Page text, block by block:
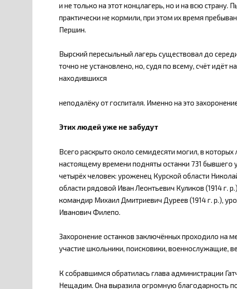
и не только на этот концлагерь, но и на всю
практически не кормили, при этом их время
Першин.
Вырский пересыльный лагерь существовал до
точно не установлено, но, судя по всему, счёт идёт
находившихся
неподалёку от госпиталя. Именно на это
Этих людей уже не забудут
Всего раскрыто около семидесяти могил, в
настоящему времени подняты останки 731 бывшего
четырёх человек: уроженец Курской области
области рядовой Иван Леонтьевич Куликов (1914 г.
командир Михаил Дмитриевич Дуреев (1914 г. р.),
Иванович Филепо.
Захоронение останков заключённых проходило на
участие школьники, поисковики, военнослужащие,
К собравшимся обратилась глава администрации
Нещадим. Она выразила огромную благодарность